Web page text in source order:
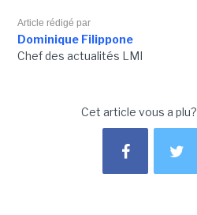
Article rédigé par
Dominique Filippone
Chef des actualités LMI
Cet article vous a plu?